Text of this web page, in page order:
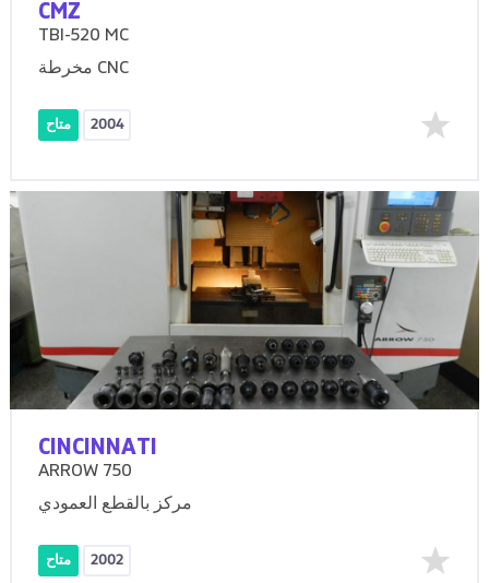
CMZ
TBI-520 MC
مخرطة CNC
متاح 2004
CINCINNATI
ARROW 750
مركز بالقطع العمودي
متاح 2002